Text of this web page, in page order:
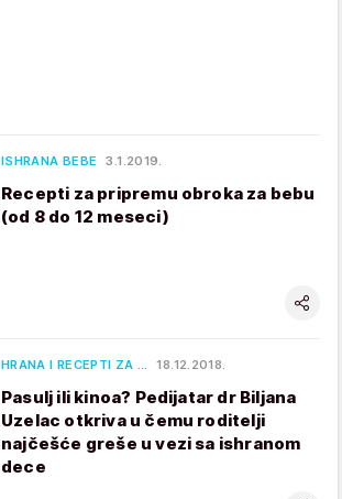
ISHRANA BEBE 3.1.2019.
Recepti za pripremu obroka za bebu
(od 8 do 12 meseci)
HRANA I RECEPTI ZA … 18.12.2018.
Pasulj ili kinoa? Pedijatar dr Biljana
Uzelac otkriva u čemu roditelji
najčešće greše u vezi sa ishranom
dece